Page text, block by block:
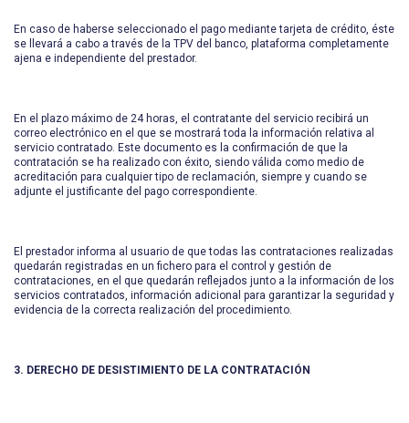
En caso de haberse seleccionado el pago mediante tarjeta de crédito, éste
se llevará a cabo a través de la TPV del banco, plataforma completamente
ajena e independiente del prestador.
En el plazo máximo de 24 horas, el contratante del servicio recibirá un
correo electrónico en el que se mostrará toda la información relativa al
servicio contratado. Este documento es la confirmación de que la
contratación se ha realizado con éxito, siendo válida como medio de
acreditación para cualquier tipo de reclamación, siempre y cuando se
adjunte el justificante del pago correspondiente.
El prestador informa al usuario de que todas las contrataciones realizadas
quedarán registradas en un fichero para el control y gestión de
contrataciones, en el que quedarán reflejados junto a la información de los
servicios contratados, información adicional para garantizar la seguridad y
evidencia de la correcta realización del procedimiento.
3. DERECHO DE DESISTIMIENTO DE LA CONTRATACIÓN